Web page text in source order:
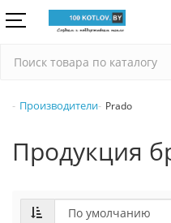
Производители Prado
Продукция